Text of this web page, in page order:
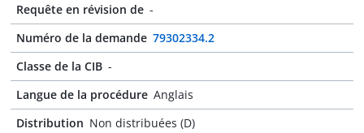
Requête en révision de -
Numéro de la demande 79302334.2
Classe de la CIB -
Langue de la procédure Anglais
Distribution Non distribuées (D)